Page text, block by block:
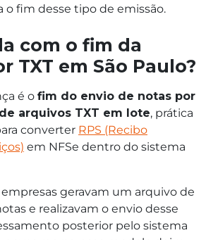
o fim desse tipo de emissão.
com o fim da
TXT em São Paulo?
é o fim do envio de notas por
arquivos TXT em lote, prática
converter RPS (Recibo
em NFSe dentro do sistema
geravam um arquivo de
e realizavam o envio desse
posterior pelo sistema